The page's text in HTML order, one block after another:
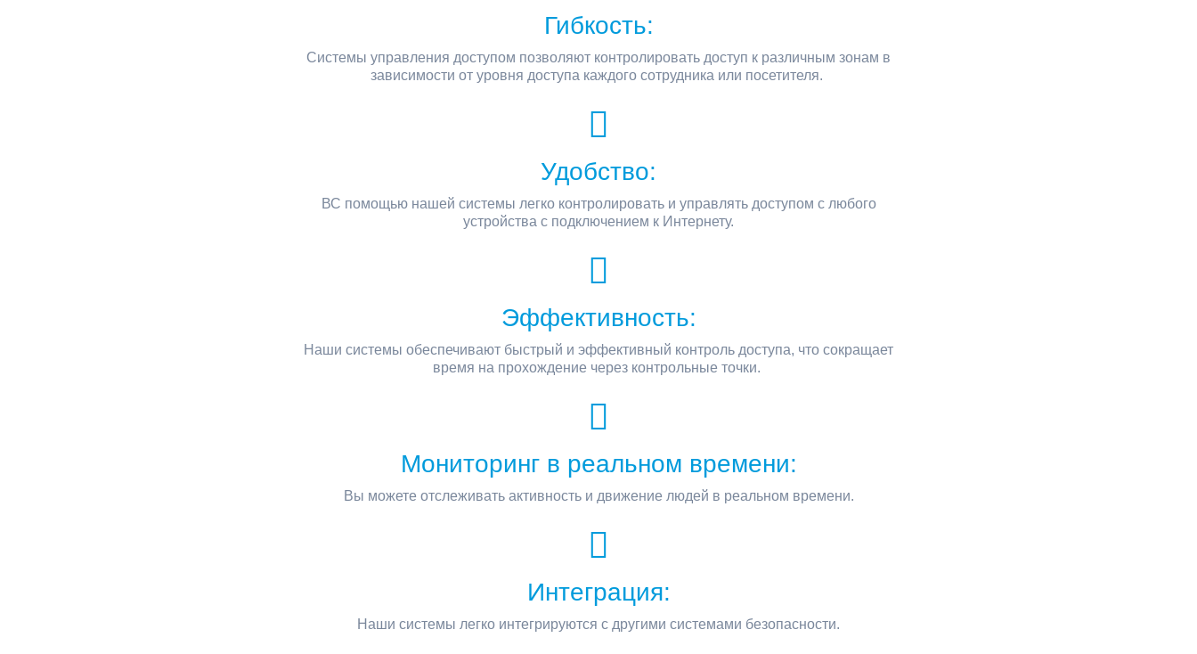
Гибкость:
Системы управления доступом позволяют контролировать доступ к различным зонам в
зависимости от уровня доступа каждого сотрудника или посетителя.
Удобство:
ВС помощью нашей системы легко контролировать и управлять доступом с любого
устройства с подключением к Интернету.
Эффективность:
Наши системы обеспечивают быстрый и эффективный контроль доступа, что сокращает
время на прохождение через контрольные точки.
Мониторинг в реальном времени:
Вы можете отслеживать активность и движение людей в реальном времени.
Интеграция:
Наши системы легко интегрируются с другими системами безопасности.